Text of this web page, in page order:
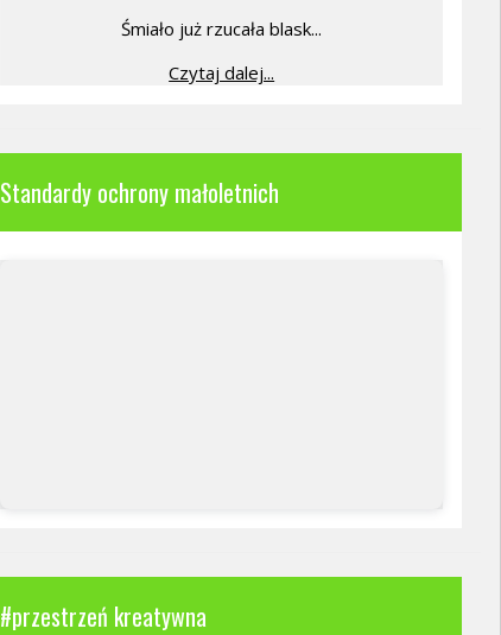
Śmiało już rzucała blask...
Czytaj dalej...
Standardy ochrony małoletnich
#przestrzeń kreatywna